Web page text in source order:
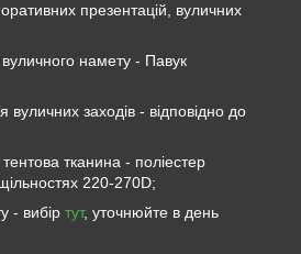
презентацій, вуличних
намету - Павук
вуличних заходів - відповідно до
тканина - поліестер
220-270D;
- вибір тут, уточнюйте в день